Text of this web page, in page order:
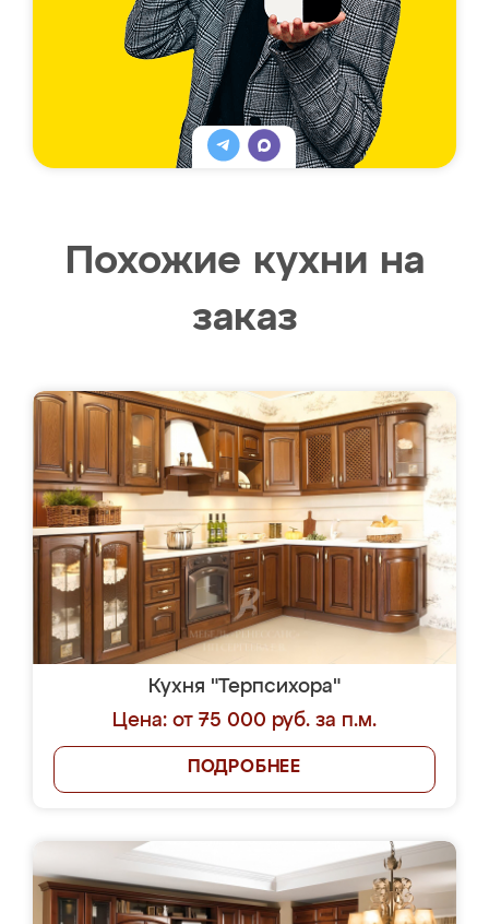
Похожие кухни на
заказ
Кухня "Терпсихора"
Цена: от 75 000 руб. за п.м.
ПОДРОБНЕЕ